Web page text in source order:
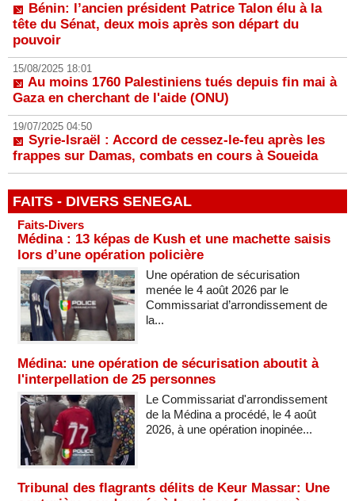
Bénin: l’ancien président Patrice Talon élu à la
tête du Sénat, deux mois après son départ du
pouvoir
15/08/2025 18:01
Au moins 1760 Palestiniens tués depuis fin mai à
Gaza en cherchant de l'aide (ONU)
19/07/2025 04:50
Syrie-Israël : Accord de cessez-le-feu après les
frappes sur Damas, combats en cours à Soueida
FAITS - DIVERS SENEGAL
Faits-Divers
Médina : 13 képas de Kush et une machette saisis
lors d’une opération policière
Une opération de sécurisation
menée le 4 août 2026 par le
Commissariat d’arrondissement de
la...
Médina: une opération de sécurisation aboutit à
l'interpellation de 25 personnes
Le Commissariat d'arrondissement
de la Médina a procédé, le 4 août
2026, à une opération inopinée...
Tribunal des flagrants délits de Keur Massar: Une